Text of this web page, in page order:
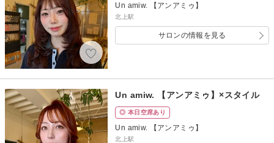
Un amiw. 【アンアミゥ】
北上駅
サロンの情報を見る
Un amiw. 【アンアミゥ】×スタイル
◎ 本日空席あり
Un amiw. 【アンアミゥ】
北上駅